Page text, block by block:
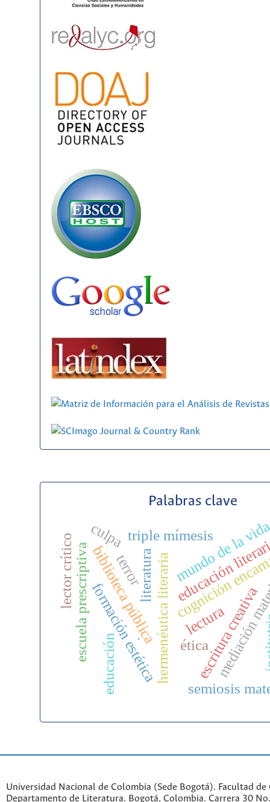
Palabras clave
cognición
hermenéutica literaria
semiosis
.
biblioteca pública educación
escritura creativa
formación estética
mundo de la
triple mímesis
educación
literatura
ética
lectura
escuela prescriptiva
lector crítico culpa
terror
Universidad Nacional de Colombia (Sede Bogotá). Facultad de
Departamento de Literatura. Bogotá, Colombia. Carrera 30